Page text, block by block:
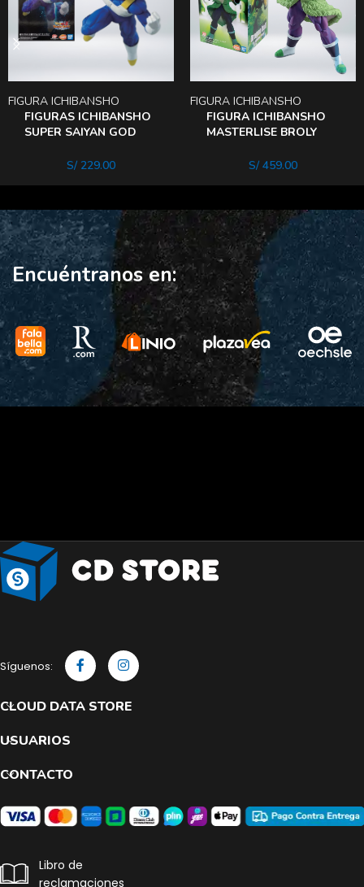
FIGURAS ICHIBANSHO
SUPER SAIYAN GOD
FIGURA ICHIBANSHO
S/229.00
FIGURA ICHIBANSHO
MASTERLISE BROLY
FIGURA ICHIBANSHO
S/459.00
Encuéntranos en:
Síguenos:
CLOUD DATA STORE
USUARIOS
CONTACTO
Libro de
reclamaciones